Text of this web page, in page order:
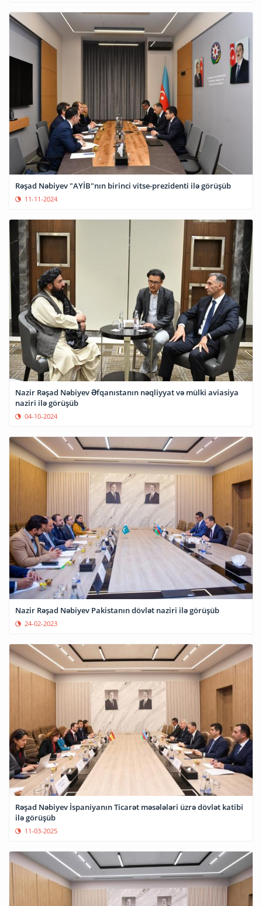
Rəşad Nəbiyev "AYİB"nın birinci vitse-prezidenti ilə görüşüb
11-11-2024
Nazir Rəşad Nəbiyev Əfqanıstanın nəqliyyat və mülki aviasiya
naziri ilə görüşüb
04-10-2024
Nazir Rəşad Nəbiyev Pakistanın dövlət naziri ilə görüşüb
24-02-2023
Rəşad Nəbiyev İspaniyanın Ticarət məsələləri üzrə dövlət katibi
ilə görüşüb
11-03-2025